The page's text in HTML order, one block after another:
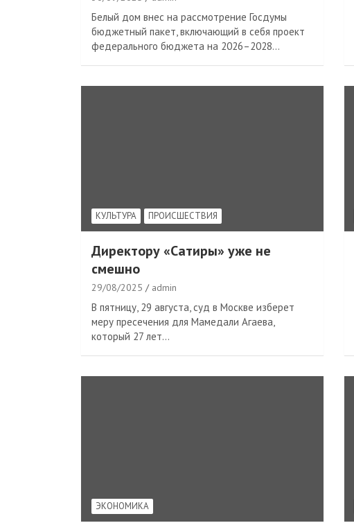
Белый дом внес на рассмотрение Госдумы
бюджетный пакет, включающий в себя проект
федерального бюджета на 2026–2028…
КУЛЬТУРА ПРОИСШЕСТВИЯ
Директору «Сатиры» уже не
смешно
29/08/2025 admin
В пятницу, 29 августа, суд в Москве изберет
меру пресечения для Мамедали Агаева,
который 27 лет…
ЭКОНОМИКА